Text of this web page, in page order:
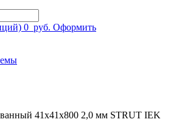
0 руб. Оформить
41x41х800 2,0 мм STRUT IEK